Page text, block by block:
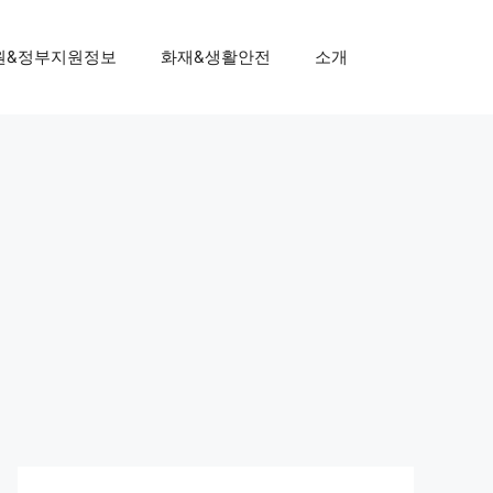
&정부지원정보 화재&생활안전 소개